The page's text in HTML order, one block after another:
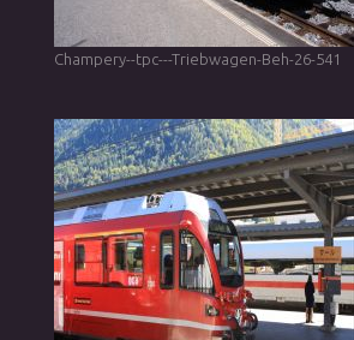
Champery--tpc---Triebwagen-Beh-26-541